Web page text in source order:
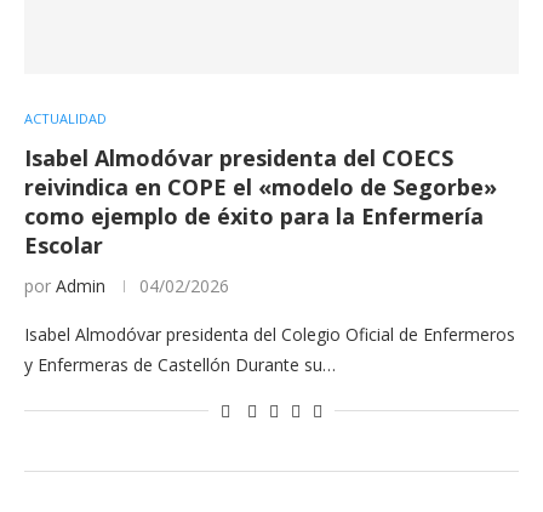
ACTUALIDAD
Isabel Almodóvar presidenta del COECS
reivindica en COPE el «modelo de Segorbe»
como ejemplo de éxito para la Enfermería
Escolar
por Admin 04/02/2026
Isabel Almodóvar presidenta del Colegio Oficial de Enfermeros
y Enfermeras de Castellón Durante su…